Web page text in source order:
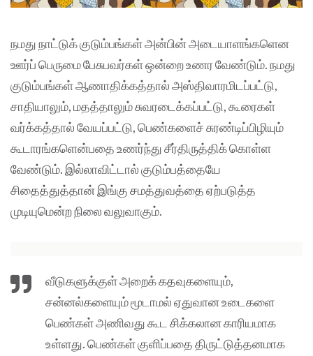
நமது நாட்டுக் குடும்பங்கள் அன்பின் அடையாளங்களென
ஊர்ப் பெருமை பேசுபவர்கள் ஒன்றை உணர வேண்டும். நமது
குடும்பங்கள் ஆணாதிக்கத்தால் அஸ்திவாரமிடப்பட்டு,
சாதியாலும், மதத்தாலும் சுவரடைக்கப்பட்டு, கூரைகள்
வர்க்கத்தால் வேயப்பட்டு, பெண்களைச் சுரண்டிப்பிழியும்
கூடாரங்களென்பதை உணர்ந்து சீர்திருத்திக் கொள்ள
வேண்டும். இல்லாவிட்டால் குடும்பத்தையே
சிதைத்துத்தான் இங்கு சமத்துவத்தை ஏற்படுத்த
முடியுமென்ற நிலை வலுவாகும்.
வீடுகளுக்குள் அறைக் கதவுகளையும்,
சன்னல்களையும் மூடாமல் ஏதுவான உடைகளை
பெண்கள் அணிவது கூட சிக்கலான காரியமாக
உள்ளது. பெண்கள் குளிப்பதை திருட்டுத்தனமாக